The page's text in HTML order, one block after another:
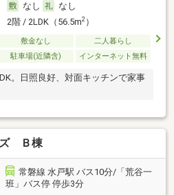
なし
なし
2階 / 2LDK（56.5m2）
敷金なし
二人暮らし
駐車場(近隣含) インターネット無料
。日照良好、対面キッチンで家事
ズ Ｂ棟
常磐線 水戸駅 バス10分/「荒谷一
班」バス停 停歩3分